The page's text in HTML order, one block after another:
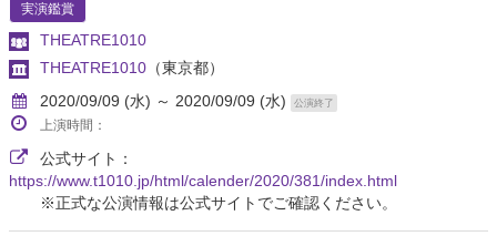
実演鑑賞
THEATRE1010
THEATRE1010 （東京都）
2020/09/09 (水) ～ 2020/09/09 (水)
公演終了
上演時間：
公式サイト：
https://www.t1010.jp/html/calender/2020/381/index.html
※正式な公演情報は公式サイトでご確認ください。